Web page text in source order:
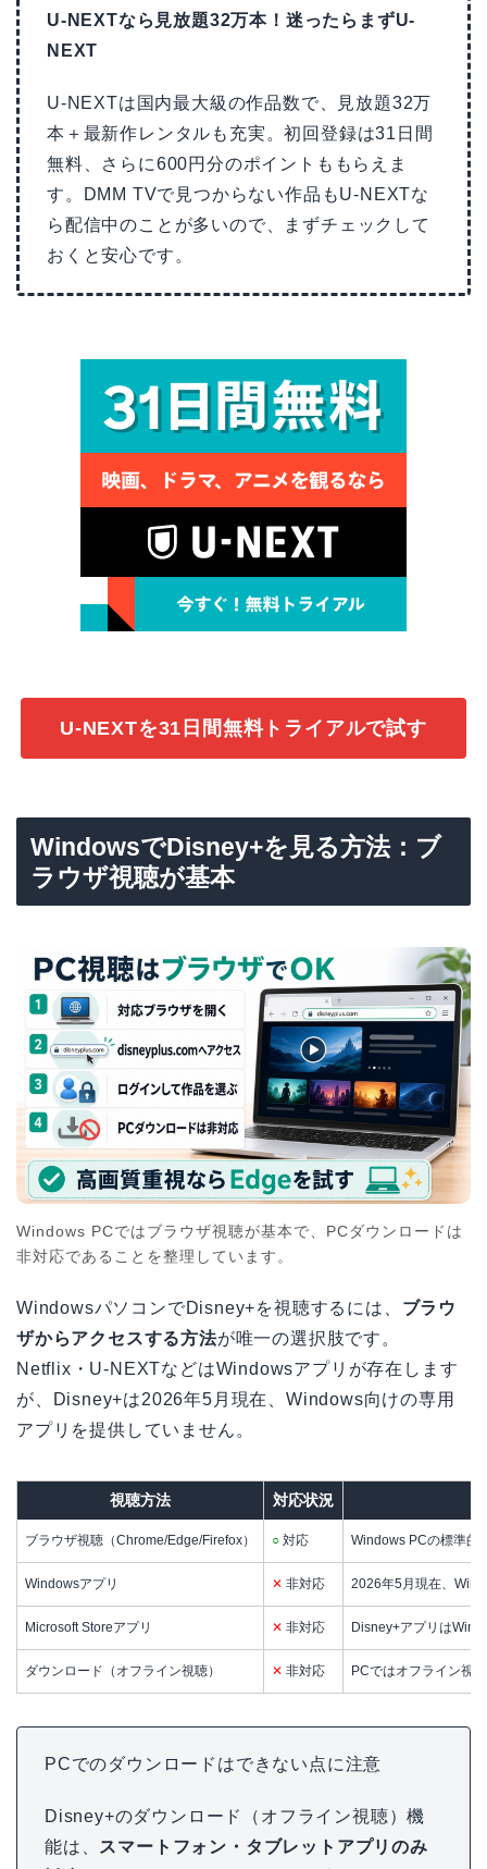
U-NEXTなら見放題32万本！迷ったらまずU-
NEXT
U-NEXTは国内最大級の作品数で、見放題32万
本＋最新作レンタルも充実。初回登録は31日間
無料、さらに600円分のポイントももらえま
す。DMM TVで見つからない作品もU-NEXTな
ら配信中のことが多いので、まずチェックして
おくと安心です。
U-NEXTを31日間無料トライアルで試す
WindowsでDisney+を見る方法：ブ
ラウザ視聴が基本
Windows PCではブラウザ視聴が基本で、PCダウンロードは
非対応であることを整理しています。
WindowsパソコンでDisney+を視聴するには、 ブラウ
ザからアクセスする方法が唯一の選択肢です。
Netflix・U-NEXTなどはWindowsアプリが存在します
が、Disney+は2026年5月現在、Windows向けの専用
アプリを提供していません。
視聴方法 対応状況
ブラウザ視聴（Chrome/Edge/Firefox） ○ 対応 Windows PCの標準的
Windowsアプリ ✕ 非対応 2026年5月現在、
Microsoft Storeアプリ ✕ 非対応 Disney+アプリは
ダウンロード（オフライン視聴） ✕ 非対応 PCではオフライン視
PCでのダウンロードはできない点に注意
Disney+のダウンロード（オフライン視聴）機
能は、 スマートフォン・タブレットアプリのみ